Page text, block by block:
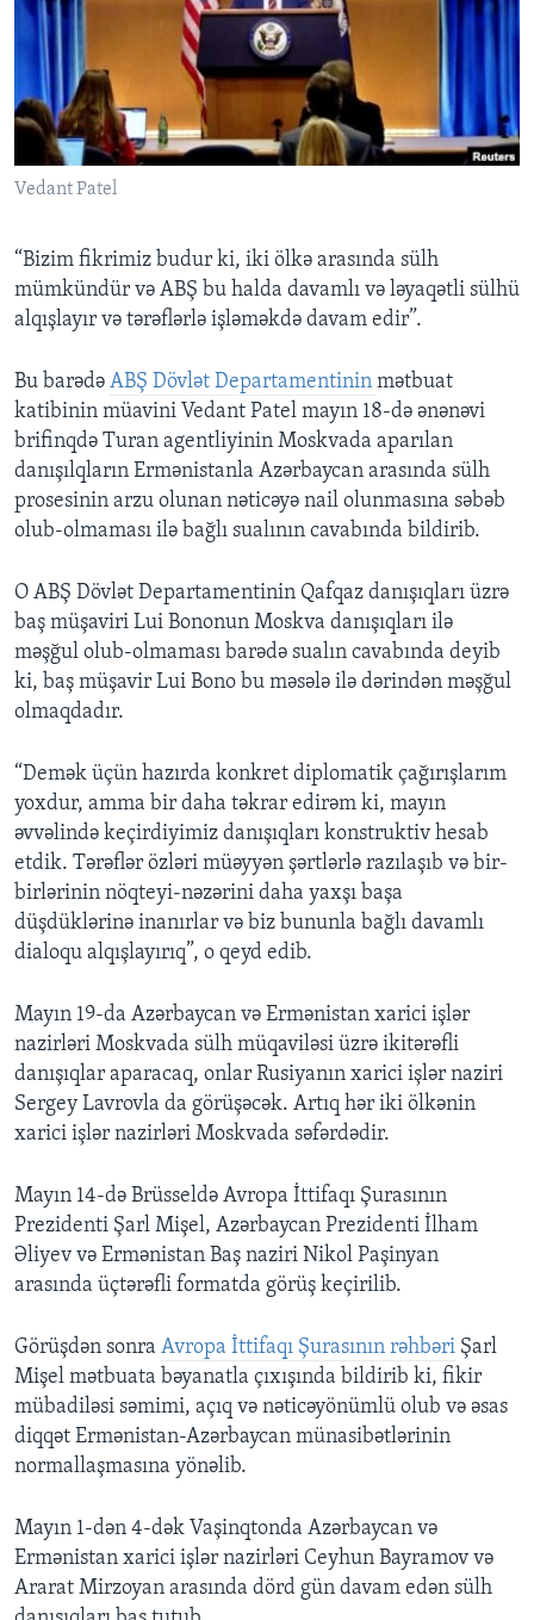
BIZI IZLƏYIN
Dillər
Vedant Patel
“Bizim fikrimiz budur ki, iki ölkə arasında sülh
mümkündür və ABŞ bu halda davamlı və ləyaqətli sülhü
alqışlayır və tərəflərlə işləməkdə davam edir”.
Bu barədə ABŞ Dövlət Departamentinin mətbuat
katibinin müavini Vedant Patel mayın 18-də ənənəvi
brifinqdə Turan agentliyinin Moskvada aparılan
danışılqların Ermənistanla Azərbaycan arasında sülh
prosesinin arzu olunan nəticəyə nail olunmasına səbəb
olub-olmaması ilə bağlı sualının cavabında bildirib.
O ABŞ Dövlət Departamentinin Qafqaz danışıqları üzrə
baş müşaviri Lui Bononun Moskva danışıqları ilə
məşğul olub-olmaması barədə sualın cavabında deyib
ki, baş müşavir Lui Bono bu məsələ ilə dərindən məşğul
olmaqdadır.
“Demək üçün hazırda konkret diplomatik çağırışlarım
yoxdur, amma bir daha təkrar edirəm ki, mayın
əvvəlində keçirdiyimiz danışıqları konstruktiv hesab
etdik. Tərəflər özləri müəyyən şərtlərlə razılaşıb və bir-
birlərinin nöqteyi-nəzərini daha yaxşı başa
düşdüklərinə inanırlar və biz bununla bağlı davamlı
dialoqu alqışlayırıq”, o qeyd edib.
Mayın 19-da Azərbaycan və Ermənistan xarici işlər
nazirləri Moskvada sülh müqaviləsi üzrə ikitərəfli
danışıqlar aparacaq, onlar Rusiyanın xarici işlər naziri
Sergey Lavrovla da görüşəcək. Artıq hər iki ölkənin
xarici işlər nazirləri Moskvada səfərdədir.
Mayın 14-də Brüsseldə Avropa İttifaqı Şurasının
Prezidenti Şarl Mişel, Azərbaycan Prezidenti İlham
Əliyev və Ermənistan Baş naziri Nikol Paşinyan
arasında üçtərəfli formatda görüş keçirilib.
Görüşdən sonra Avropa İttifaqı Şurasının rəhbəri Şarl
Mişel mətbuata bəyanatla çıxışında bildirib ki, fikir
mübadiləsi səmimi, açıq və nəticəyönümlü olub və əsas
diqqət Ermənistan-Azərbaycan münasibətlərinin
normallaşmasına yönəlib.
Mayın 1-dən 4-dək Vaşinqtonda Azərbaycan və
Ermənistan xarici işlər nazirləri Ceyhun Bayramov və
Ararat Mirzoyan arasında dörd gün davam edən sülh